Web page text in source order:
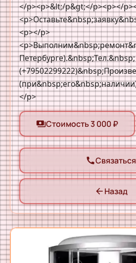
paymentsСтоимость 3 000 ₽
callСвязаться
arrow_back Назад